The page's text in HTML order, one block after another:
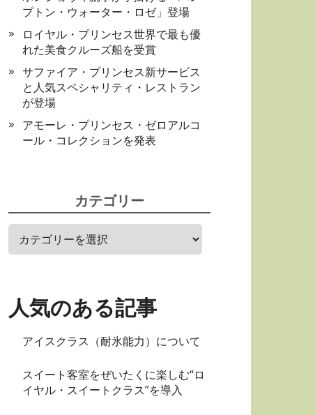
プトン・ウォーター・ロゼ」登場
ロイヤル・プリンセス世界で最も優
れた美食クルーズ船を受賞
サファイア・プリンセス新サービス
と人気スペシャリティ・レストラン
が登場
アモーレ・プリンセス・ゼロアルコ
ール・コレクションを発表
カテゴリー
カ
人気のある記事
アイスクラス（耐氷能力）について
スイート客室をぜいたくに楽しむ“ロ
イヤル・スイートクラス”を導入